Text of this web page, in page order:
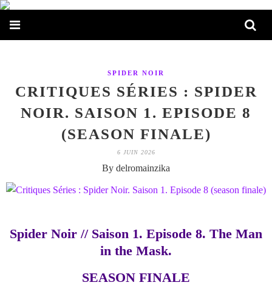
SPIDER NOIR
CRITIQUES SÉRIES : SPIDER
NOIR. SAISON 1. EPISODE 8
(SEASON FINALE)
6 JUIN 2026
By delromainzika
Spider Noir // Saison 1. Episode 8. The Man
in the Mask.
SEASON FINALE